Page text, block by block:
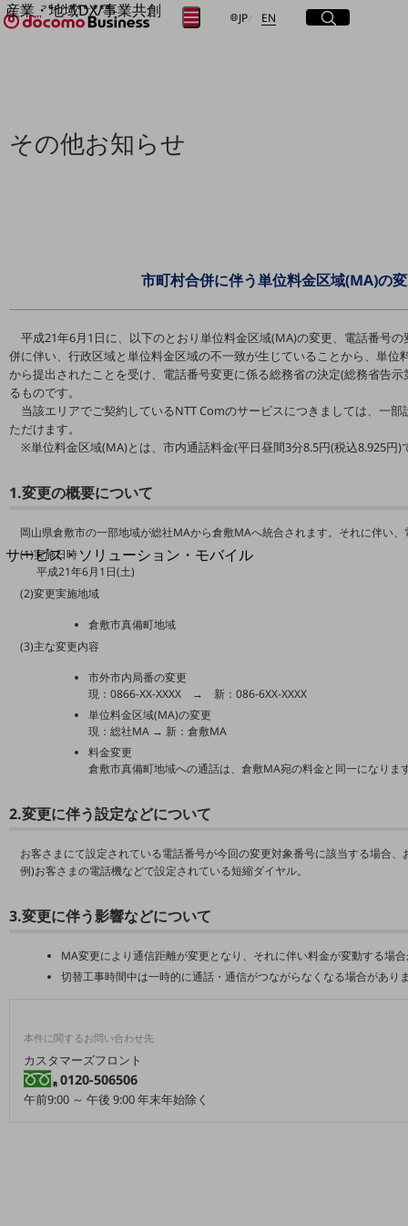
産業・地域DX/事業共創
OPEN HUB for Plural Futures
記事コンテンツ
プレイヤー(カタリスト/パートナー企業)
事例
Smart Mobility
Smart Worksite
生成AI(Generative AI)
地域の取り組み
地域社会を支える皆さまと地域課題の解決や
地域経済のさらなる活性化に取り組みます
自治体・地域社会との共創
LGPF(Local Government Platform)
別ウィンドウで開きます
サービス・ソリューション・モバイル
サービス・ソリューションTOP
サービス・ソリューションをご紹介
カテゴリーで探す
ネットワーク・モバイル
クラウド・データセンター
電話・映像コミュニケーション
災害対策・BCP
課題・ニーズで探す
課題・ニーズで探すTOP
コミュニケーション・情報共有
JP日本語
EN Englishサイト内検索
開く
メニュー
開く
その他お知らせ
市町村合併に伴う単位料金区域(MA)の
平成21年6月1日に、以下のとおり単位料金区域(MA)の変更、電話番号
併に伴い、行政区域と単位料金区域の不一致が生じていることから、単
から提出されたことを受け、電話番号変更に係る総務省の決定(総務省告
るものです。
当該エリアでご契約しているNTT Comのサービスにつきましては、一
ただけます。
※単位料金区域(MA)とは、市内通話料金(平日昼間3分8.5円(税込8.925円
1.変更の概要について
岡山県倉敷市の一部地域が総社MAから倉敷MAへ統合されます。それに伴い
(1)実施日時
平成21年6月1日(土)
(2)変更実施地域
倉敷市真備町地域
(3)主な変更内容
市外市内局番の変更
現：0866-XX-XXXX → 新：086-6XX-XXXX
単位料金区域(MA)の変更
現：総社MA → 新：倉敷MA
料金変更
倉敷市真備町地域への通話は、倉敷MA宛の料金と同一になりま
2.変更に伴う設定などについて
お客さまにて設定されている電話番号が今回の変更対象番号に該当する場合
例)お客さまの電話機などで設定されている短縮ダイヤル。
3.変更に伴う影響などについて
MA変更により通信距離が変更となり、それに伴い料金が変動する場
切替工事時間中は一時的に通話・通信がつながらなくなる場合があり
本件に関するお問い合わせ先
カスタマーズフロント
0120-506506
午前9:00 ～ 午後 9:00 年末年始除く